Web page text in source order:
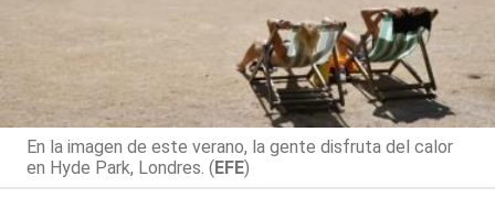
En la imagen de este verano, la gente disfruta del calor
en Hyde Park, Londres. (EFE)